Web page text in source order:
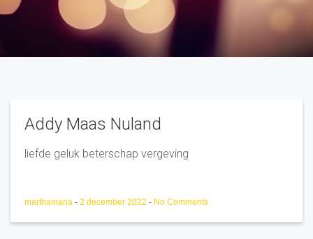
Addy Maas Nuland
liefde geluk beterschap vergeving
marthamaria - 2 december 2022 - No Comments